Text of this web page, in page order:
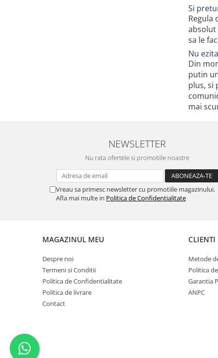
Si
Regula
absolut
sa le
Nu
Din
putin
plus, si
mai
NEWSLETTER
Nu rata ofertele si promotiile noastre
Vreau sa primesc newsletter cu promotiile magazinului.
Afla mai multe in Politica de Confidentialitate
MAGAZINUL MEU
Despre noi
Termeni si Conditii
Politica de Confidentialitate
Politica de livrare
Contact
CLIENTI
Metode
Politica
Garantia
ANPC